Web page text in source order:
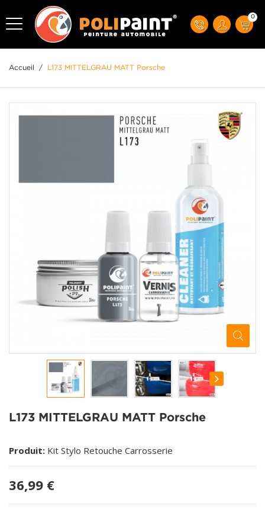
0
Accueil / L173 MITTELGRAU MATT Porsche
L173 MITTELGRAU MATT Porsche
Produit: Kit Stylo Retouche Carrosserie
36,99 €